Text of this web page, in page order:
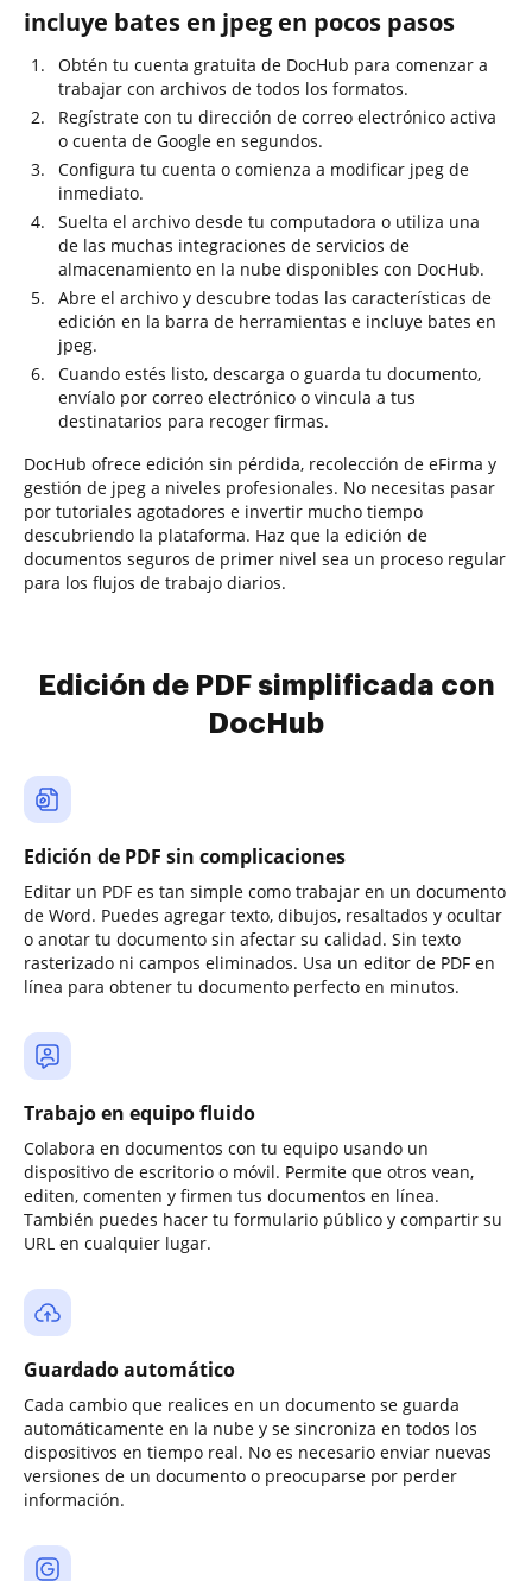
incluye bates en jpeg en pocos pasos
Obtén tu cuenta gratuita de DocHub para comenzar a
trabajar con archivos de todos los formatos.
Regístrate con tu dirección de correo electrónico activa
o cuenta de Google en segundos.
Configura tu cuenta o comienza a modificar jpeg de
inmediato.
Suelta el archivo desde tu computadora o utiliza una
de las muchas integraciones de servicios de
almacenamiento en la nube disponibles con DocHub.
Abre el archivo y descubre todas las características de
edición en la barra de herramientas e incluye bates en
jpeg.
Cuando estés listo, descarga o guarda tu documento,
envíalo por correo electrónico o vincula a tus
destinatarios para recoger firmas.
DocHub ofrece edición sin pérdida, recolección de eFirma y
gestión de jpeg a niveles profesionales. No necesitas pasar
por tutoriales agotadores e invertir mucho tiempo
descubriendo la plataforma. Haz que la edición de
documentos seguros de primer nivel sea un proceso regular
para los flujos de trabajo diarios.
Edición de PDF simplificada con
DocHub
Edición de PDF sin complicaciones
Editar un PDF es tan simple como trabajar en un documento
de Word. Puedes agregar texto, dibujos, resaltados y ocultar
o anotar tu documento sin afectar su calidad. Sin texto
rasterizado ni campos eliminados. Usa un editor de PDF en
línea para obtener tu documento perfecto en minutos.
Trabajo en equipo fluido
Colabora en documentos con tu equipo usando un
dispositivo de escritorio o móvil. Permite que otros vean,
editen, comenten y firmen tus documentos en línea.
También puedes hacer tu formulario público y compartir su
URL en cualquier lugar.
Guardado automático
Cada cambio que realices en un documento se guarda
automáticamente en la nube y se sincroniza en todos los
dispositivos en tiempo real. No es necesario enviar nuevas
versiones de un documento o preocuparse por perder
información.